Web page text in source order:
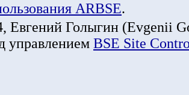
ARBSE.
Евгений Голыгин (Evgenii
управлением BSE Site